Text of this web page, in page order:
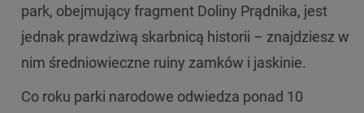
park, obejmujący fragment Doliny Prądnika, jest
jednak prawdziwą skarbnicą historii – znajdziesz w
nim średniowieczne ruiny zamków i jaskinie.
Co roku parki narodowe odwiedza ponad 10